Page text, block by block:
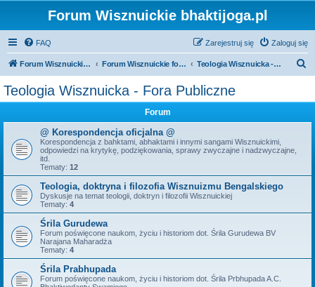
Forum Wisznuickie bhaktijoga.pl
FAQ Zaloguj się
Zarejestruj się
Forum Wisznuickie forum.bhaktijoga.pl Forum Wisznuickie forum.bhaktijoga.pl Teologia Wisznuicka - Fora Publiczne
Teologia Wisznuicka - Fora Publiczne
Forum
@ Korespondencja oficjalna @
Korespondencja z bahktami, abhaktami i innymi sangami Wisznuickimi,
odpowiedzi na krytykę, podziękowania, sprawy zwyczajne i nadzwyczajne,
itd.
Tematy: 12
Teologia, doktryna i filozofia Wisznuizmu Bengalskiego
Dyskusje na temat teologii, doktryn i filozofii Wisznuickiej
Tematy: 4
Śrila Gurudewa
Forum poświęcone naukom, życiu i historiom dot. Śrila Gurudewa BV
Narajana Maharadża
Tematy: 4
Śrila Prabhupada
Forum poświęcone naukom, życiu i historiom dot. Śrila Prbhupada A.C.